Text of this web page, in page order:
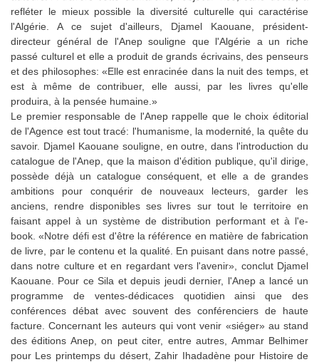
refléter le mieux possible la diversité culturelle qui caractérise
l'Algérie. A ce sujet d'ailleurs, Djamel Kaouane, président-
directeur général de l'Anep souligne que l'Algérie a un riche
passé culturel et elle a produit de grands écrivains, des penseurs
et des philosophes: «Elle est enracinée dans la nuit des temps, et
est à même de contribuer, elle aussi, par les livres qu'elle
produira, à la pensée humaine.»
Le premier responsable de l'Anep rappelle que le choix éditorial
de l'Agence est tout tracé: l'humanisme, la modernité, la quête du
savoir. Djamel Kaouane souligne, en outre, dans l'introduction du
catalogue de l'Anep, que la maison d'édition publique, qu'il dirige,
possède déjà un catalogue conséquent, et elle a de grandes
ambitions pour conquérir de nouveaux lecteurs, garder les
anciens, rendre disponibles ses livres sur tout le territoire en
faisant appel à un système de distribution performant et à l'e-
book. «Notre défi est d'être la référence en matière de fabrication
de livre, par le contenu et la qualité. En puisant dans notre passé,
dans notre culture et en regardant vers l'avenir», conclut Djamel
Kaouane. Pour ce Sila et depuis jeudi dernier, l'Anep a lancé un
programme de ventes-dédicaces quotidien ainsi que des
conférences débat avec souvent des conférenciers de haute
facture. Concernant les auteurs qui vont venir «siéger» au stand
des éditions Anep, on peut citer, entre autres, Ammar Belhimer
pour Les printemps du désert, Zahir Ihadadène pour Histoire de